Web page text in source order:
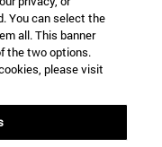
You can select the
all. This banner
the two options.
please visit